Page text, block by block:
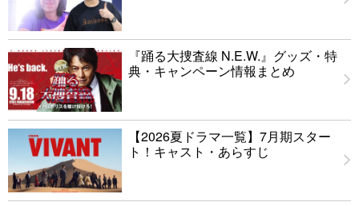
『踊る大捜査線 N.E.W.』グッズ・特
典・キャンペーン情報まとめ
【2026夏ドラマ一覧】7月期スター
ト！キャスト・あらすじ